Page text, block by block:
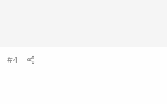
#4